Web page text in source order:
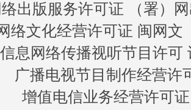
络出版服务许可证 （署）
络文化经营许可证 闽网文
信息网络传播视听节目许可
广播电视节目制作经营许
增值电信业务经营许可